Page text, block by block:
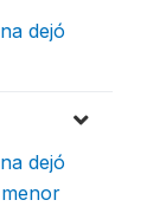
dejó
dejó